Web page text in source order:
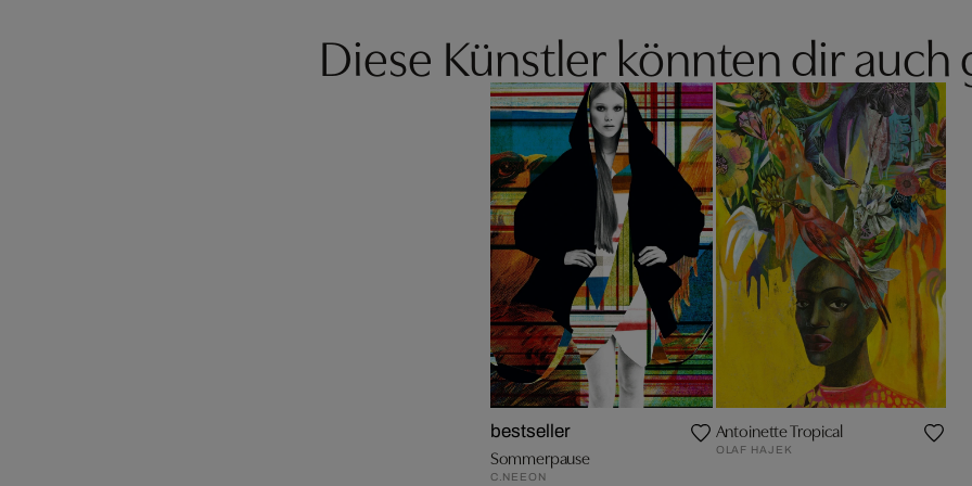
Diese Künstler könnten dir auch
bestseller
Sommerpause
C.NEEON
Antoinette Tropical
OLAF HAJEK